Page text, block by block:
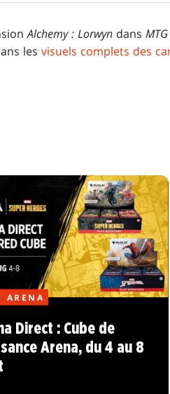
Alchemy : Lorwyn dans
les visuels complets des
ARENA
Direct : Cube de
Arena, du 4 au 8